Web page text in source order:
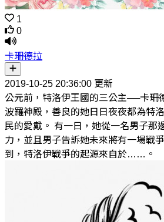
1
0
卡珊德拉
2019-10-25 20:36:00 更新
公元前，特洛伊王國的三公主──卡珊
波羅神殿，善良的她日日夜夜都為特
民的愛戴。 有一日，她從一名男子那
力，並且男子告訴她未來將有一場戰
到，特洛伊戰爭的起源來自於……。